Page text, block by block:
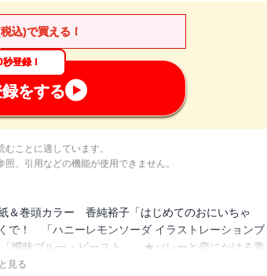
込)で買える！
登録！
をする
ことに適しています。
、引用などの機能が使用できません。
巻頭カラー 香純裕子「はじめてのおにいちゃ
！ 「ハニーレモンソーダ イラストレーションブ
曖昧ブルー・ビースト」 ★バレーと恋にかける青
撃の超話題作！ 牧野あおい「さよならミニスカー
見る